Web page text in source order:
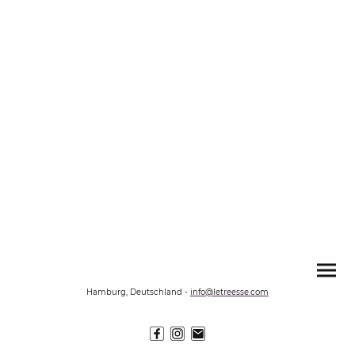
Hamburg, Deutschland - info@letreesse.com